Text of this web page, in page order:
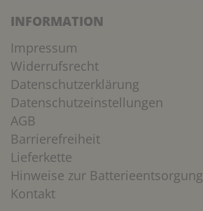
INFORMATION
Impressum
Widerrufsrecht
Datenschutzerklärung
Datenschutzeinstellungen
AGB
Barrierefreiheit
Lieferkette
Hinweise zur Batterieentsorgung
Kontakt